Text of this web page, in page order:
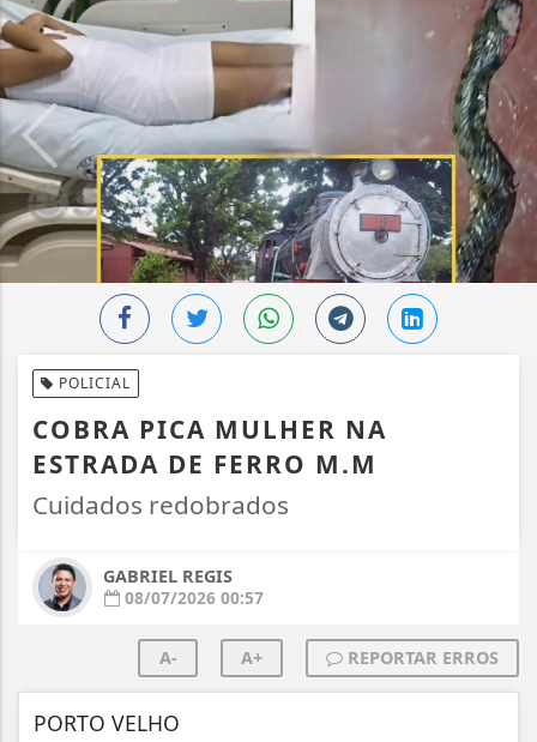
POLICIAL
COBRA PICA MULHER NA
ESTRADA DE FERRO M.M
Cuidados redobrados
GABRIEL REGIS
08/07/2026 00:57
A- A+ REPORTAR ERROS
PORTO VELHO